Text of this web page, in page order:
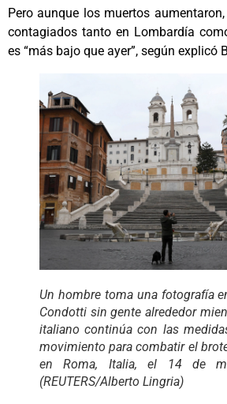
Pero aunque los muertos
contagiados tanto en Lombardía
es “más bajo que ayer”, según explicó
Un hombre toma una fotografía
Condotti sin gente alrededor
italiano continúa con las
movimiento para combatir el
en Roma, Italia, el 14 de
(REUTERS/Alberto Lingria)